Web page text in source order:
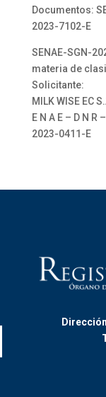
Documentos:
2023-7102-E
SENAE-SGN-
materia de
Solicitante:
MILK WISE EC
E N A E – D N R
2023-0411-E